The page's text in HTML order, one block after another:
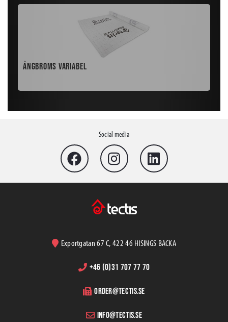
Ångbroms Variabel
Social media
Exportgatan 67 C, 422 46 HISINGS BACKA
+46 (0)31 707 77 70
order@tectis.se
info@tectis.se